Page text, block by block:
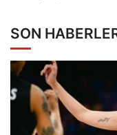
SON